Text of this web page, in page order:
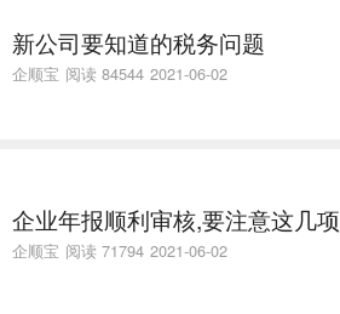
新公司要知道的税务问题
企顺宝 阅读 84544 2021-06-02
企业年报顺利审核,要注意这几项
企顺宝 阅读 71794 2021-06-02